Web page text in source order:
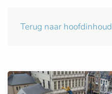
Terug naar hoofdinhoud